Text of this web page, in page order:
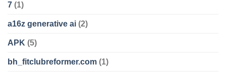
7 (1)
a16z generative ai (2)
APK (5)
bh_fitclubreformer.com (1)